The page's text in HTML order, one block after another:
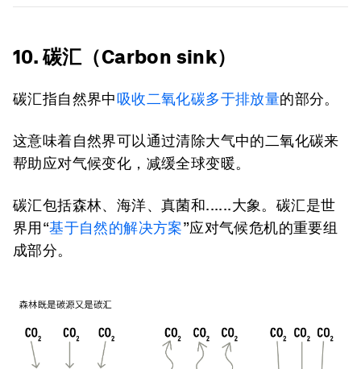
10. 碳汇（Carbon sink）
碳汇指自然界中吸收二氧化碳多于排放量的部分。
这意味着自然界可以通过清除大气中的二氧化碳来
帮助应对气候变化，减缓全球变暖。
碳汇包括森林、海洋、真菌和......大象。碳汇是世
界用“基于自然的解决方案”应对气候危机的重要组
成部分。